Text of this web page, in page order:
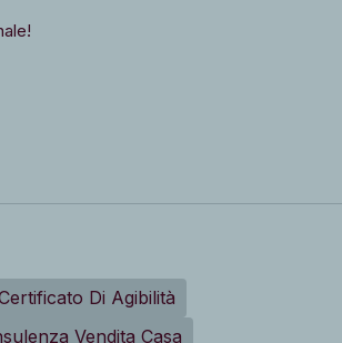
Di Agibilità
Vendita Casa